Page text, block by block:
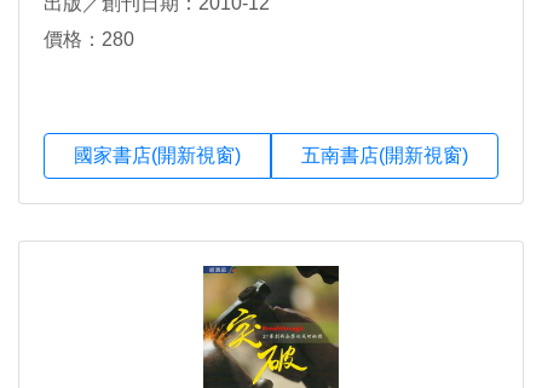
價格：280
國家書店(開新視窗) 五南書店(開新視窗)